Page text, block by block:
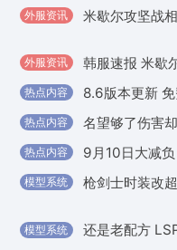
外服资讯 米歇尔攻坚战
外服资讯
热点内容
热点内容
热点内容 9月10日大减
模型系统 枪剑士时装改
模型系统